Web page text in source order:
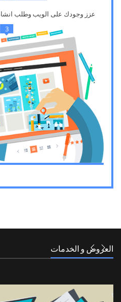
عزز وجودك على الويب وطلب
3
العروض و الخدمات